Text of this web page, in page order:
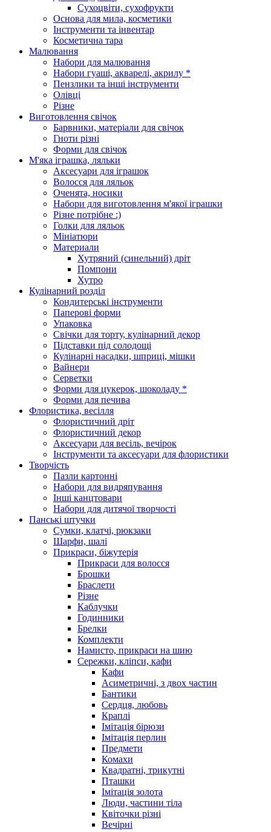
Сухоцвіти, сухофрукти
Основа для мила, косметики
Інструменти та інвентар
Косметична тара
Малювання
Набори для малювання
Набори гуаші, акварелі, акрилу *
Пензлики та інші інструменти
Олівці
Різне
Виготовлення свічок
Барвники, матеріали для свічок
Гноти різні
Форми для свічок
М'яка іграшка, ляльки
Аксесуари для іграшок
Волосся для ляльок
Оченята, носики
Набори для виготовлення м'якої іграшки
Різне потрібне :)
Голки для ляльок
Мініатюри
Материали
Хутряний (синельний) дріт
Помпони
Хутро
Кулінарний розділ
Кондитерські інструменти
Паперові форми
Упаковка
Свічки для торту, кулінарний декор
Підставки під солодощі
Кулінарні насадки, шприці, мішки
Вайнери
Серветки
Форми для цукерок, шоколаду *
Форми для печива
Флористика, весілля
Флористичний дріт
Флористичний декор
Аксесуари для весіль, вечірок
Інструменти та аксесуари для флористики
Творчість
Пазли картонні
Набори для видряпування
Інші канцтовари
Набори для дитячої творчості
Панські штучки
Сумки, клатчі, рюкзаки
Шарфи, шалі
Прикраси, біжутерія
Прикраси для волосся
Брошки
Браслети
Різне
Каблучки
Годинники
Брелки
Комплекти
Намисто, прикраси на шию
Сережки, кліпси, кафи
Кафи
Асиметричні, з двох частин
Бантики
Сердця, любовь
Краплі
Імітація бірюзи
Імітація перлин
Предмети
Комахи
Квадратні, трикутні
Пташки
Імітація золота
Люди, частини тіла
Квіточки різні
Вечірні